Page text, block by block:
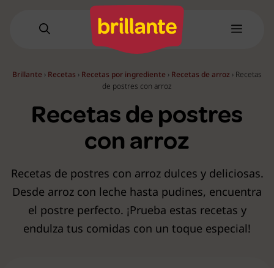
Menú
Brillante › Recetas › Recetas por ingrediente › Recetas de arroz › Recetas
de postres con arroz
Recetas de postres
con arroz
Recetas de postres con arroz dulces y deliciosas.
Desde arroz con leche hasta pudines, encuentra
el postre perfecto. ¡Prueba estas recetas y
endulza tus comidas con un toque especial!